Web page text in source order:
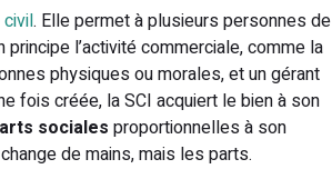
. Elle permet à plusieurs personnes de
principe l’activité commerciale, comme la
physiques ou morales, et un gérant
fois créée, la SCI acquiert le bien à son
sociales proportionnelles à son
de mains, mais les parts.